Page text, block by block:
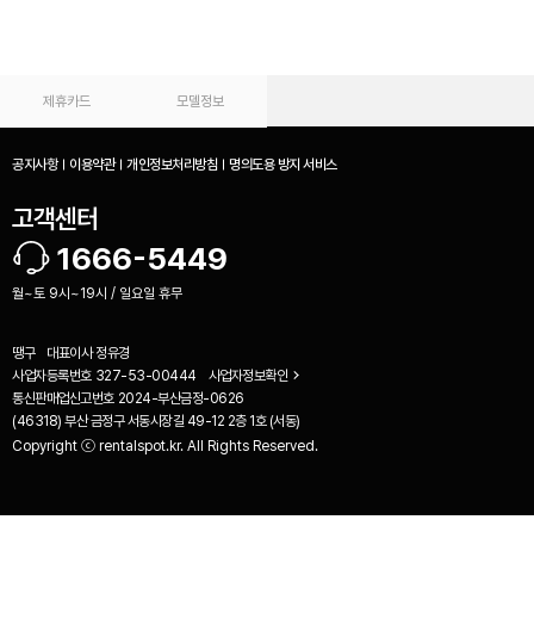
제휴카드 모델정보
공지사항 이용약관 개인정보처리방침 명의도용 방지 서비스
고객센터
1666-5449
월~토 9시~19시 / 일요일 휴무
땡구 대표이사 정유경
사업자등록번호 327-53-00444
사업자정보확인
통신판매업신고번호 2024-부산금정-0626
(46318) 부산 금정구 서동시장길 49-12 2층 1호 (서동)
Copyright ⓒ rentalspot.kr. All Rights Reserved.